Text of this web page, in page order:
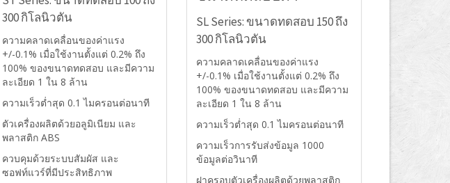
300 กิโลนิวตัน
ความคลาดเคลื่อนของค่าแรง
+/-0.1% เมื่อใช้งานตั้งแต่ 0.2% ถึง
100% ของขนาดทดสอบ และมีความ
ละเอียด 1 ใน 8 ล้าน
ความเร็วต่ำสุด 0.1 ไมครอนต่อนาที
ตัวเครื่องผลิตด้วยอลูมิเนียม และ
พลาสติก ABS
ควบคุมด้วยระบบสัมผัส และ
ซอฟท์แวร์ที่มีประสิทธิภาพ
SL Series: ขนาดทดสอบ 150 ถึง
300 กิโลนิวตัน
ความคลาดเคลื่อนของค่าแรง
+/-0.1% เมื่อใช้งานตั้งแต่ 0.2% ถึง
100% ของขนาดทดสอบ และมีความ
ละเอียด 1 ใน 8 ล้าน
ความเร็วต่ำสุด 0.1 ไมครอนต่อนาที
ความเร็วการรับส่งข้อมูล 1000
ข้อมูลต่อวินาที
ฝาครอบตัวเครื่องผลิตด้วยพลาสติก